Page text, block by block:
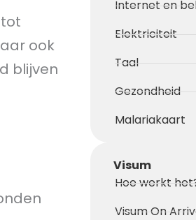
Internet en
Elektriciteit
Taal
Gezondheid
Malariakaart
Visum
Hoe werkt
Visum On
ook
blijven